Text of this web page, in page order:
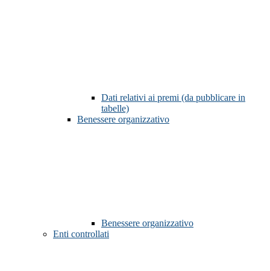
Dati relativi ai premi (da pubblicare in
tabelle)
Benessere organizzativo
Benessere organizzativo
Enti controllati